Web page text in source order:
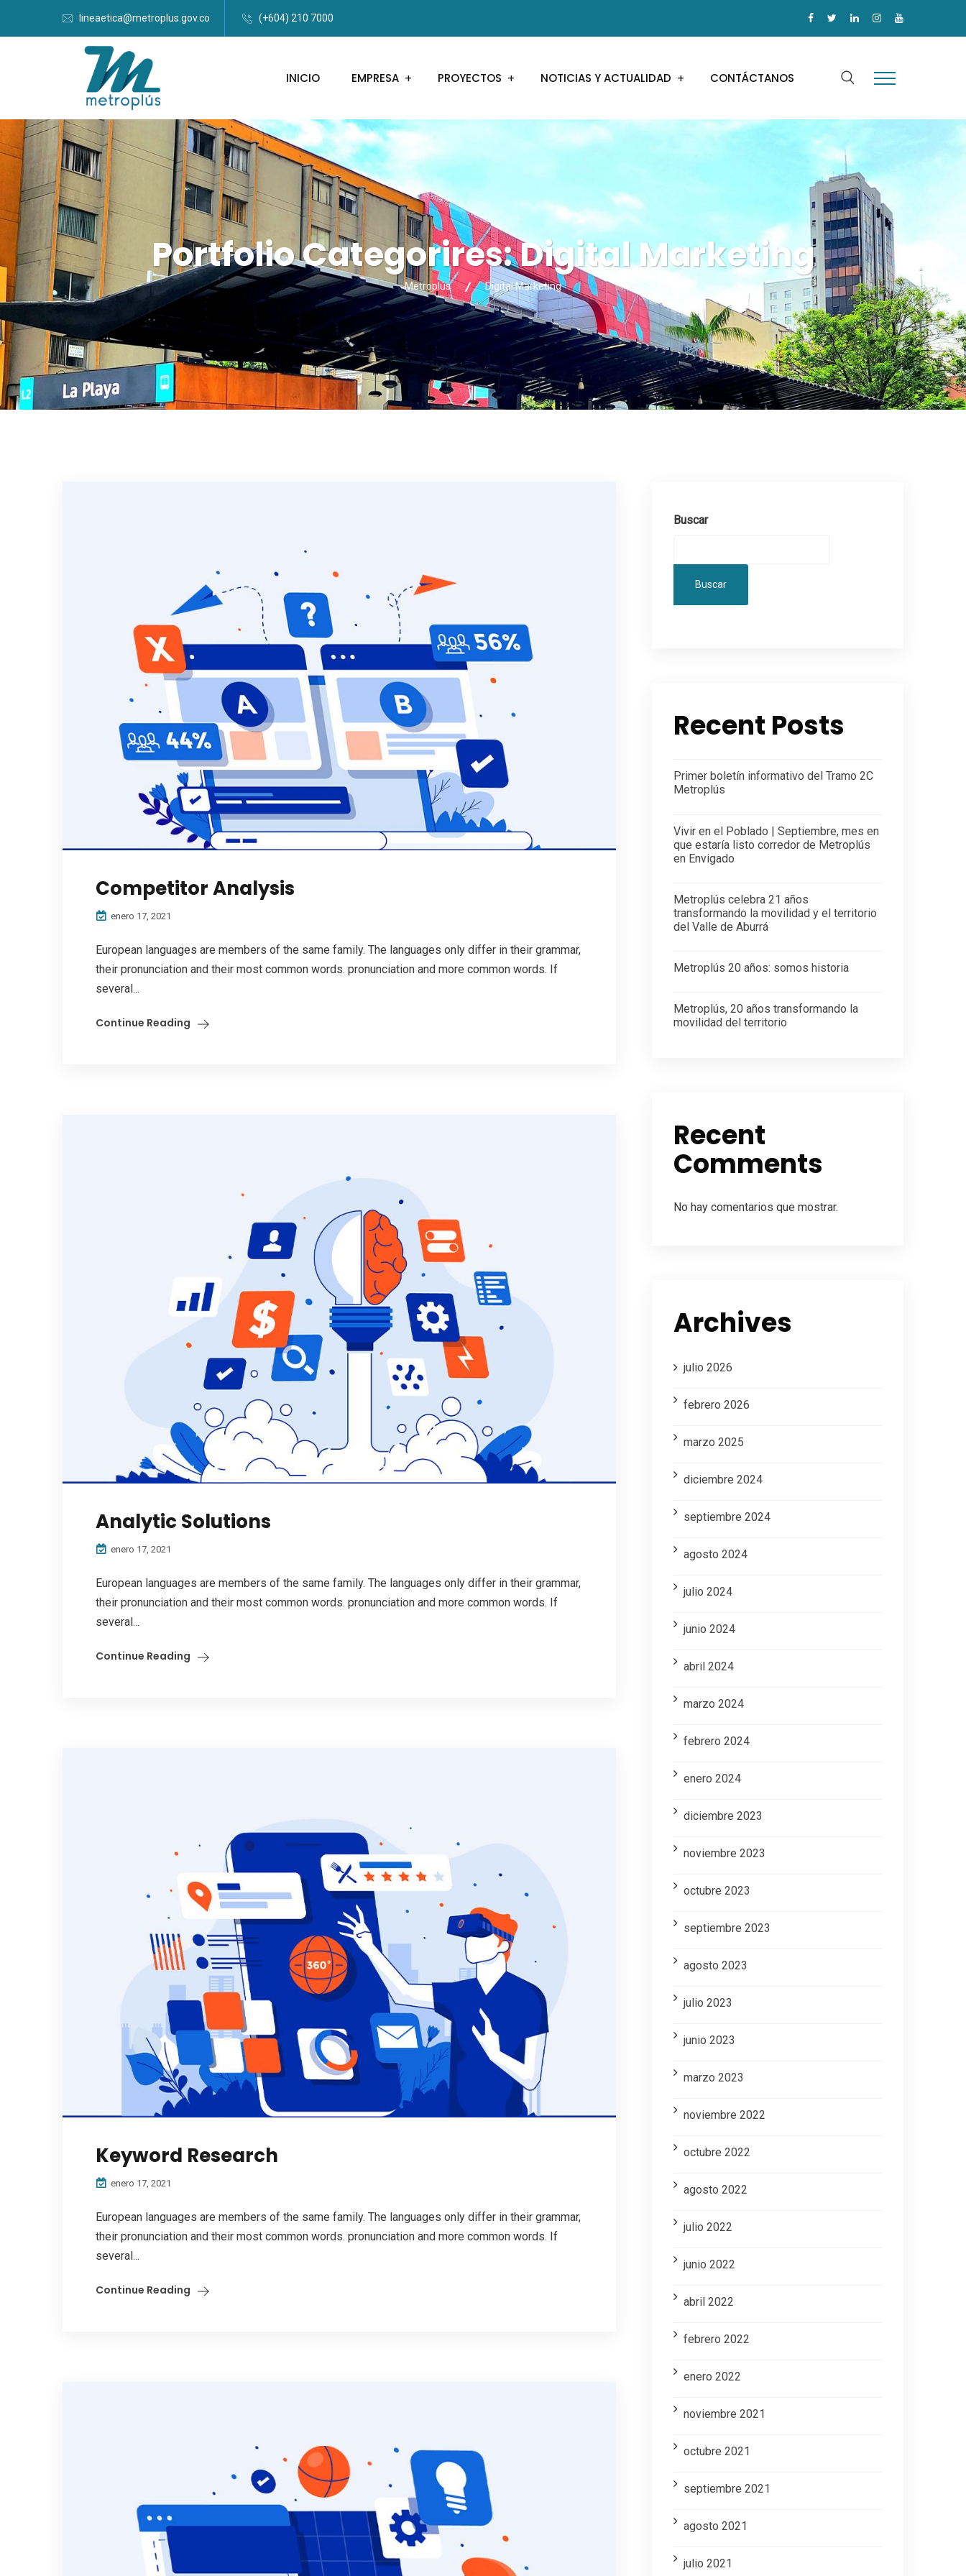
lineaetica@metroplus.gov.co (+604) 210 7000
INICIO EMPRESA PROYECTOS NOTICIAS Y ACTUALIDAD CONTÁCTANOS
Portfolio Categorires:Digital Marketing
Metroplús Digital Marketing
Competitor Analysis
enero 17, 2021
European languages are members of the same family. The languages only differ in their grammar,
their pronunciation and their most common words. pronunciation and more common words. If
several...
Continue Reading
Analytic Solutions
enero 17, 2021
European languages are members of the same family. The languages only differ in their grammar,
their pronunciation and their most common words. pronunciation and more common words. If
several...
Continue Reading
Keyword Research
enero 17, 2021
European languages are members of the same family. The languages only differ in their grammar,
their pronunciation and their most common words. pronunciation and more common words. If
several...
Continue Reading
Buscar
Buscar
Recent Posts
Primer boletín informativo del Tramo 2C
Metroplús
Vivir en el Poblado | Septiembre, mes en
que estaría listo corredor de Metroplús
en Envigado
Metroplús celebra 21 años
transformando la movilidad y el territorio
del Valle de Aburrá
Metroplús 20 años: somos historia
Metroplús, 20 años transformando la
movilidad del territorio
Recent
Comments
No hay comentarios que mostrar.
Archives
julio 2026
febrero 2026
marzo 2025
diciembre 2024
septiembre 2024
agosto 2024
julio 2024
junio 2024
abril 2024
marzo 2024
febrero 2024
enero 2024
diciembre 2023
noviembre 2023
octubre 2023
septiembre 2023
agosto 2023
julio 2023
junio 2023
marzo 2023
noviembre 2022
octubre 2022
agosto 2022
julio 2022
junio 2022
abril 2022
febrero 2022
enero 2022
noviembre 2021
octubre 2021
septiembre 2021
agosto 2021
julio 2021